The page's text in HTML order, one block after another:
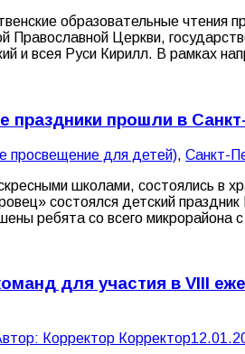
образовательные чтения
Православной Церкви,
и всея Руси Кирилл. В рамках
праздники прошли в
просвещение для детей), Санкт-
школами, состоялись
состоялся детский
ребята со всего
для участия в VIII
Корректор Корректор